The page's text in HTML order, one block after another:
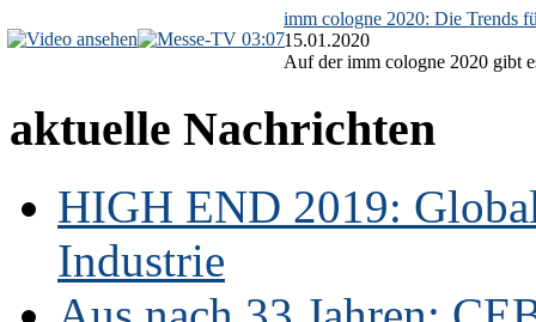
03:07
imm cologne 2020: Die Trends
15.01.2020
Auf der imm cologne 2020 gibt
aktuelle Nachrichten
HIGH END 2019:
Industrie